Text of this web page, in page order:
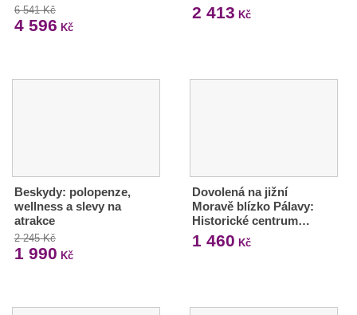
6 541 Kč
4 596 Kč
2 413 Kč
Beskydy: polopenze,
wellness a slevy na
atrakce
2 245 Kč
1 990 Kč
Dovolená na jižní
Moravě blízko Pálavy:
Historické centrum…
1 460 Kč